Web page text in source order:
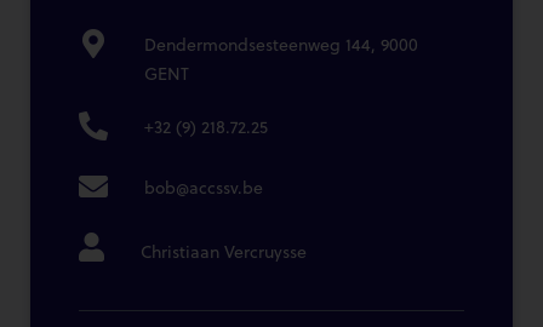
Dendermondsesteenweg 144, 9000
GENT
+32 (9) 218.72.25
bob@accssv.be
Christiaan Vercruysse